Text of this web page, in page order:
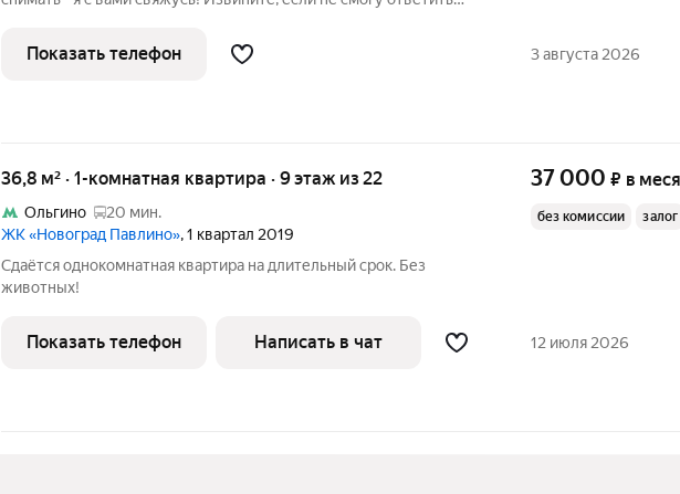
1 комнатная квартира на 11 этаже нового 19-ти этажного
кирпичного
Показать телефон 3 августа 2026
36,8 м² · 1-комнатная квартира · 9 этаж из 22
Ольгино
20 мин.
ЖК «Новоград Павлино», 1 квартал 2019
Сдаётся однокомнатная квартира на длительный срок. Без
животных!
37 000 ₽ в
без комиссии залог
Показать телефон Написать в чат 12 июля 2026